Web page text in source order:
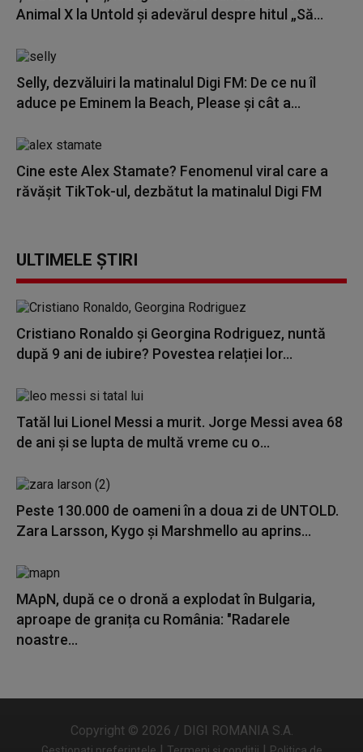
Animal X la Untold și adevărul despre hitul „Să...
Selly, dezvăluiri la matinalul Digi FM: De ce nu îl
aduce pe Eminem la Beach, Please și cât a...
Cine este Alex Stamate? Fenomenul viral care a
răvășit TikTok-ul, dezbătut la matinalul Digi FM
ULTIMELE ȘTIRI
Cristiano Ronaldo și Georgina Rodriguez, nuntă
după 9 ani de iubire? Povestea relației lor...
Tatăl lui Lionel Messi a murit. Jorge Messi avea 68
de ani și se lupta de multă vreme cu o...
Peste 130.000 de oameni în a doua zi de UNTOLD.
Zara Larsson, Kygo și Marshmello au aprins...
MApN, după ce o dronă a explodat în Bulgaria,
aproape de granița cu România: "Radarele
noastre...
Copyright © 2026 / DIGI ROMANIA S.A.